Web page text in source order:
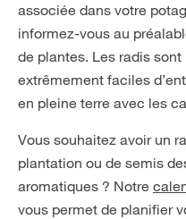
associée dans votre
informez-vous au
de plantes. Les radis
extrêmement faciles
en pleine terre avec les
Vous souhaitez avoir un
plantation ou de semis
aromatiques ? Notre
vous permet de planifier